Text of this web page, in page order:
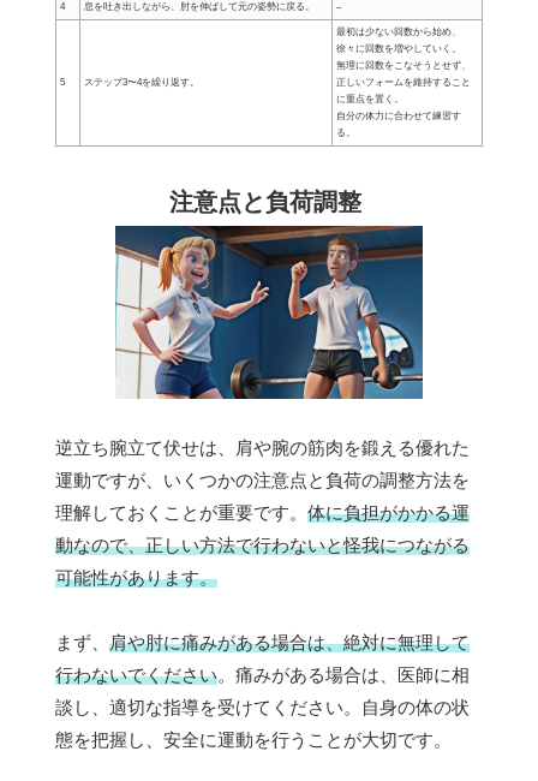
4 息を吐き出しながら、肘を伸ばして元の姿勢に戻る。 –
5 ステップ3〜4を繰り返す。
最初は少ない回数から始め、
徐々に回数を増やしていく。
無理に回数をこなそうとせず、
正しいフォームを維持すること
に重点を置く。
自分の体力に合わせて練習す
る。
注意点と負荷調整
逆立ち腕立て伏せは、肩や腕の筋肉を鍛える優れた
運動ですが、いくつかの注意点と負荷の調整方法を
理解しておくことが重要です。 体に負担がかかる運
動なので、正しい方法で行わないと怪我につながる
可能性があります。
まず、 肩や肘に痛みがある場合は、絶対に無理して
行わないでください。痛みがある場合は、医師に相
談し、適切な指導を受けてください。自身の体の状
態を把握し、安全に運動を行うことが大切です。